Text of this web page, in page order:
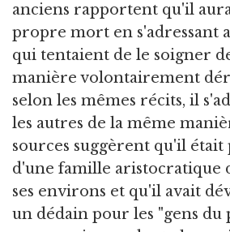
anciens rapportent qu'il
propre mort en s'adressant
qui tentaient de le soigner
manière volontairement
selon les mêmes récits, il
les autres de la même
sources suggèrent qu'il était
d'une famille aristocratique
ses environs et qu'il avait
un dédain pour les "gens du